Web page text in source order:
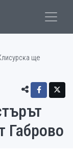
ще
Габрово